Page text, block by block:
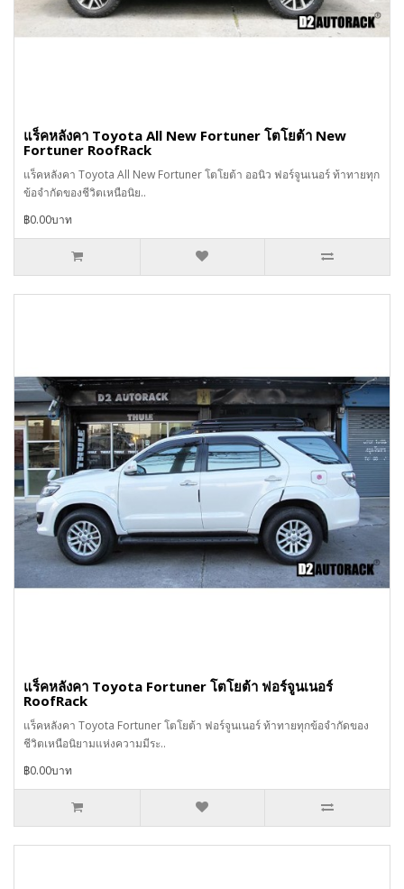
แร็คหลังคา Toyota All New Fortuner โตโยต้า New
Fortuner RoofRack
แร็คหลังคา Toyota All New Fortuner โตโยต้า ออนิว ฟอร์จูนเนอร์ ท้าทายทุก
ข้อจำกัดของชีวิตเหนือนิย..
฿0.00บาท
แร็คหลังคา Toyota Fortuner โตโยต้า ฟอร์จูนเนอร์
RoofRack
แร็คหลังคา Toyota Fortuner โตโยต้า ฟอร์จูนเนอร์ ท้าทายทุกข้อจำกัดของ
ชีวิตเหนือนิยามแห่งความมีระ..
฿0.00บาท